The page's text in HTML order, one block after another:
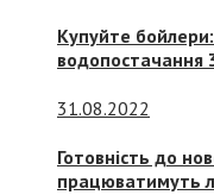
Купуйте
водопостачання
31.08.2022
Готовність до
працюватимуть